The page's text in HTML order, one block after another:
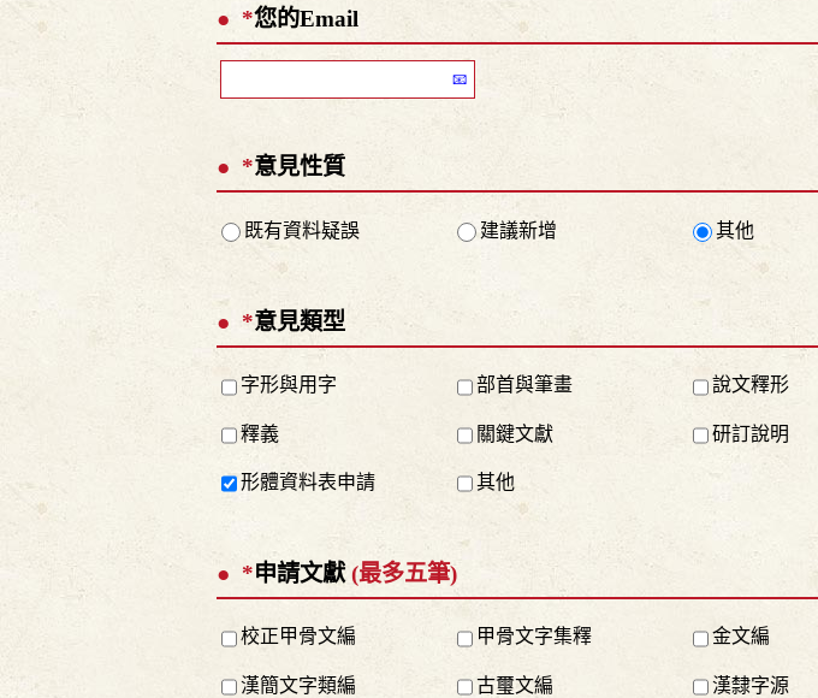
*您的Email
*意見性質
既有資料疑誤 建議新增 其他
*意見類型
字形與用字 部首與筆畫 說文釋形
釋義 關鍵文獻 研訂說明
形體資料表申請 其他
*申請文獻(最多五筆)
校正甲骨文編 甲骨文字集釋 金文編
漢簡文字類編 古璽文編 漢隸字源